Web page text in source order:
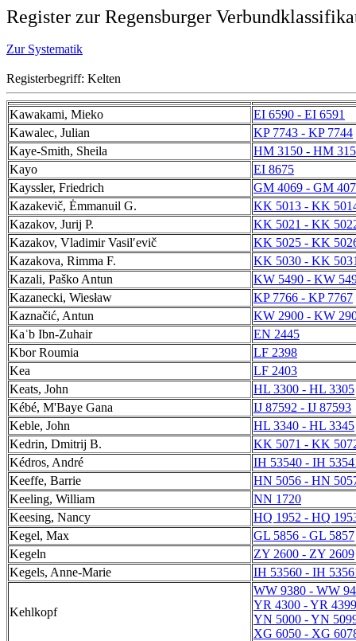
Register zur Regensburger
Zur Systematik
Registerbegriff: Kelten
Kawakami, Mieko
EI 6590 - EI 6591
Kawalec, Julian
KP 7743 - KP 7744
Kaye-Smith, Sheila
HM 3150 - HM
Kayo
EI 8675
Kayssler, Friedrich
GM 4069 - GM
Kazakevič, Ėmmanuil G.
KK 5013 - KK
Kazakov, Jurij P.
KK 5021 - KK
Kazakov, Vladimir Vasilʹevič
KK 5025 - KK
Kazakova, Rimma F.
KK 5030 - KK 5031
Kazali, Paško Antun
KW 5490 - KW
Kazanecki, Wiesław
KP 7766 - KP 7767
Kaznačić, Antun
KW 2900 - KW
Kaʿb Ibn-Zuhair
EN 2445
Kbor Roumia
LF 2398
Kea
LF 2403
Keats, John
HL 3300 - HL 3305
Kébé, M'Baye Gana
IJ 87592 - IJ 87593
Keble, John
HL 3340 - HL 3345
Kedrin, Dmitrij B.
KK 5071 - KK
Kédros, André
IH 53540 - IH
Keeffe, Barrie
HN 5056 - HN
Keeling, William
NN 1720
Keesing, Nancy
HQ 1952 - HQ
Kegel, Max
GL 5856 - GL 5857
Kegeln
ZY 2600 - ZY 2609
Kegels, Anne-Marie
IH 53560 - IH
Kehlkopf
WW 9380 - WW
YR 4300 - YR 4399
YN 5000 - YN
XG 6050 - XG